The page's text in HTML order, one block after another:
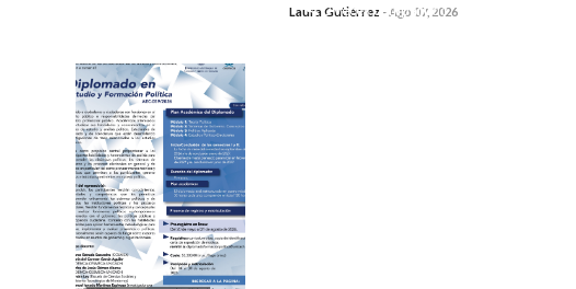
0 veces compartido
Laura Gutiérrez -Ago 07, 2026